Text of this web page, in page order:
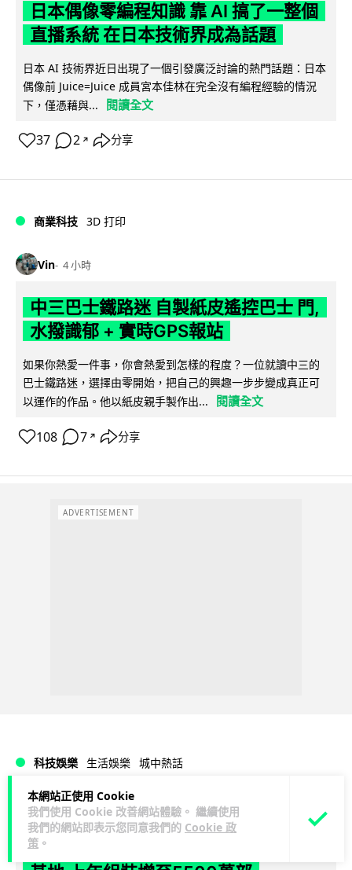
本網站正使用 Cookie
我們使用 Cookie 改善網站體驗。 繼續使用
我們的網站即表示您同意我們的 Cookie 政
策 。
日本偶像零編程知識 靠 AI 搞了一整個
直播系統 在日本技術界成為話題
日本 AI 技術界近日出現了一個引發廣泛討論的熱門話題：日本
偶像前 Juice=Juice 成員宮本佳林在完全沒有編程經驗的情況
下，僅憑藉與...
閱讀全文
37 2 ↗ 分享
商業科技 3D 打印
Vin 4 小時
中三巴士鐵路迷 自製紙皮遙控巴士 門,
水撥識郁 + 實時GPS報站
如果你熱愛一件事，你會熱愛到怎樣的程度？一位就讀中三的
巴士鐵路迷，選擇由零開始，把自己的興趣一步步變成真正可
以運作的作品。他以紙皮親手製作出...
閱讀全文
108 7 ↗ 分享
ADVERTISEMENT
科技娛樂 生活娛樂 城中熱話
Vin 5 小時
iPhone 加速撤出中國 印度成新機主要